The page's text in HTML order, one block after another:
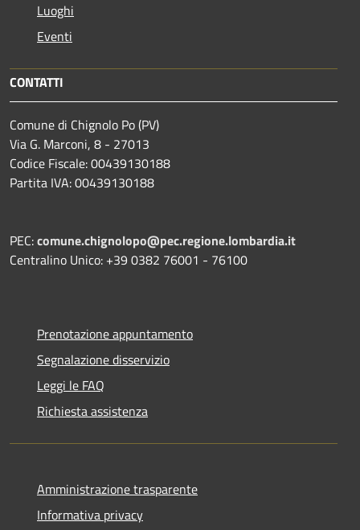
Luoghi
Eventi
CONTATTI
Comune di Chignolo Po (PV)
Via G. Marconi, 8 - 27013
Codice Fiscale: 00439130188
Partita IVA: 00439130188
PEC:comune.chignolopo@pec.regione.lombardia.it
Centralino Unico: +39 0382 76001 - 76100
Prenotazione appuntamento
Segnalazione disservizio
Leggi le FAQ
Richiesta assistenza
Amministrazione trasparente
Informativa privacy